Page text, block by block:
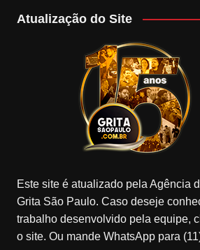
Atualização do Site
Este site é atualizado pela Agência
Grita São Paulo. Caso deseje
trabalho desenvolvido pela equipe,
o site. Ou mande WhatsApp para